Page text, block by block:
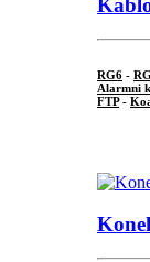
RG6 -
Alarmni
FTP-